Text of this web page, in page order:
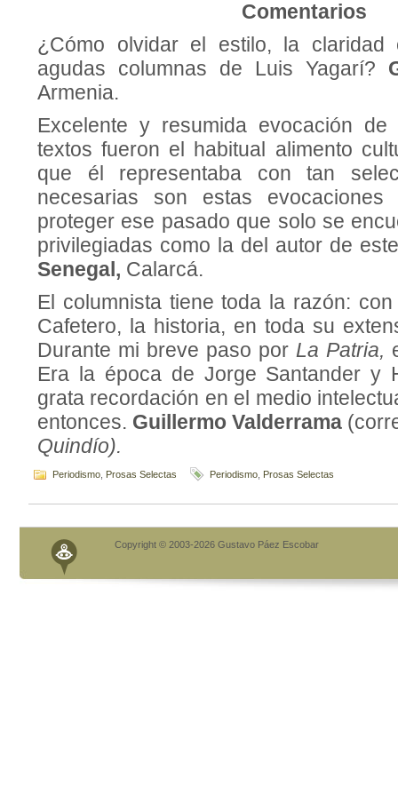
Comentarios
¿Cómo olvidar el estilo, la
agudas columnas de Luis Yagarí?
Armenia.
Excelente y resumida evocación
textos fueron el habitual alimento
que él representaba con tan
necesarias son estas
proteger ese pasado que solo se
privilegiadas como la del autor de
Senegal, Calarcá.
El columnista tiene toda la razón:
Cafetero, la historia, en toda su
Durante mi breve paso por La Patria,
Era la época de Jorge Santander y
grata recordación en el medio
entonces. Guillermo Valderrama
Quindío).
Periodismo Prosas Selectas Periodismo Prosas Selectas
Copyright © 2003-2026 Gustavo Páez Escobar